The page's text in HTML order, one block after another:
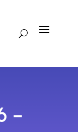
–